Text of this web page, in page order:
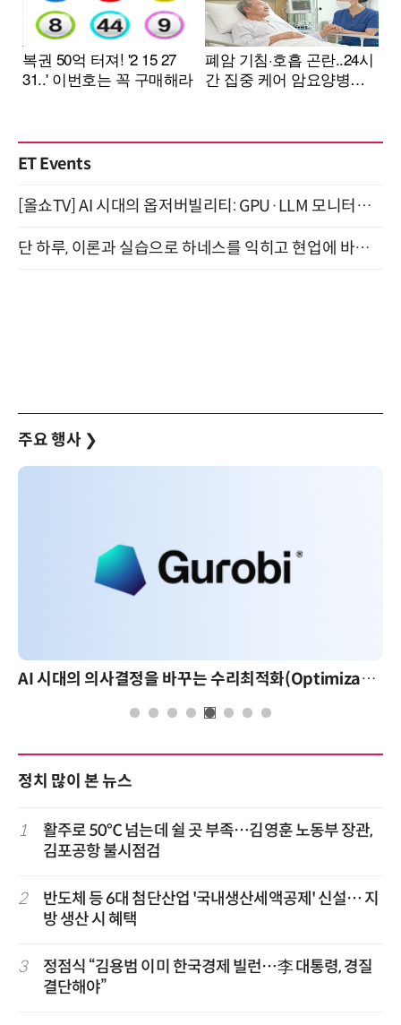
ET Events
[올쇼TV] AI 시대의 옵저버빌리티: GPU·LLM 모니터링부터 AI 기반 장애 대응까지 (8/11 생방송)
단 하루, 이론과 실습으로 하네스를 익히고 현업에 바로 쓰는 핸즈온 워크숍 (8/20)
주요 행사 ❯
AI 시대의 의사결정을 바꾸는 수리최적화(Optimization): 실제 산업 적용 사례와 활용 전략
정치 많이 본 뉴스
1
활주로 50℃ 넘는데 쉴 곳 부족…김영훈 노동부 장관,
김포공항 불시점검
2
반도체 등 6대 첨단산업 '국내생산세액공제' 신설… 지
방 생산 시 혜택
3
정점식 “김용범 이미 한국경제 빌런…李 대통령, 경질
결단해야”